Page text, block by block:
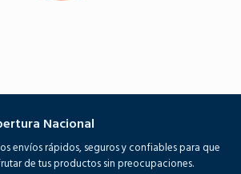
Nacional
envíos rápidos, seguros y confiables para que
de tus productos sin preocupaciones.